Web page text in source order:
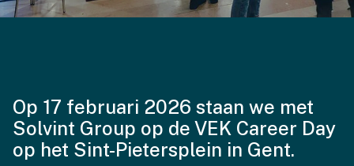
Op 17 februari 2026 staan we met
Solvint Group op de VEK Career Day
op het Sint-Pietersplein in Gent.